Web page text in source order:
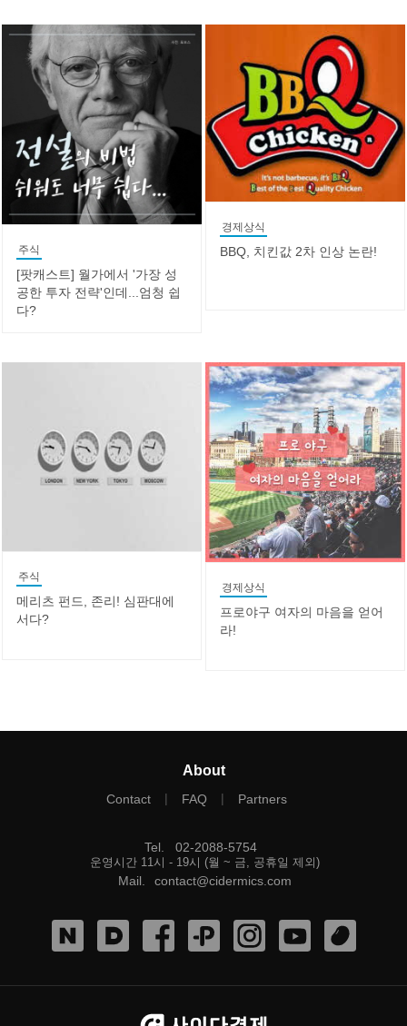
주식
[팟캐스트] 월가에서 '가장 성
공한 투자 전략'인데...엄청 쉽
다?
경제상식
BBQ, 치킨값 2차 인상 논란!
주식
메리츠 펀드, 존리! 심판대에
서다?
경제상식
프로야구 여자의 마음을 얻어
라!
About
Contact | FAQ | Partners
Tel 02-2088-5754
운영시간 11시 - 19시 (월 ~ 금, 공휴일 제외)
Mail contact@cidermics.com